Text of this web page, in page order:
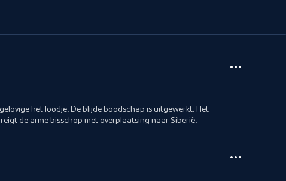
het loodje. De blijde boodschap is uitgewerkt. Het
de arme bisschop met overplaatsing naar Siberië.